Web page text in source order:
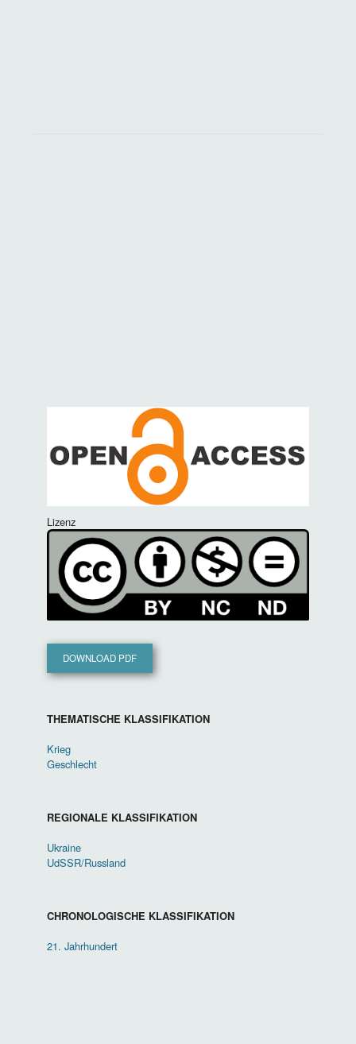
Lizenz
DOWNLOAD PDF
THEMATISCHE KLASSIFIKATION
Krieg
Geschlecht
REGIONALE KLASSIFIKATION
Ukraine
UdSSR/Russland
CHRONOLOGISCHE KLASSIFIKATION
21. Jahrhundert